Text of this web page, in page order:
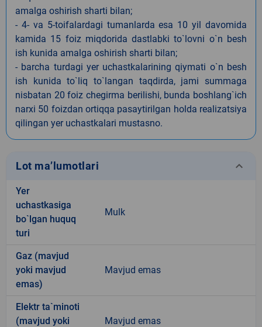
amalga oshirish sharti bilan;
- 4- va 5-toifalardagi tumanlarda esa 10 yil davomida
kamida 15 foiz miqdorida dastlabki to`lovni o`n besh
ish kunida amalga oshirish sharti bilan;
- barcha turdagi yer uchastkalarining qiymati o`n besh
ish kunida to`liq to`langan taqdirda, jami summaga
nisbatan 20 foiz chegirma berilishi, bunda boshlang`ich
narxi 50 foizdan ortiqqa pasaytirilgan holda realizatsiya
qilingan yer uchastkalari mustasno.
Lot ma’lumotlari keyboard_arrow_down
Yer
uchastkasiga
bo`lgan huquq
turi
Mulk
Gaz (mavjud
yoki mavjud
emas)
Mavjud emas
Elektr ta`minoti
(mavjud yoki
Mavjud emas